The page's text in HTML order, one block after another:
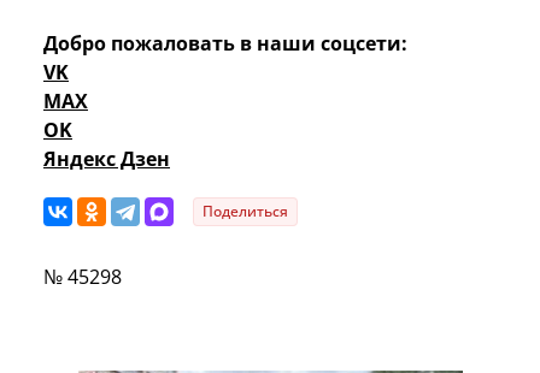
Добро пожаловать в наши соцсети:
VK
MAX
OK
Яндекс Дзен
Поделиться
№ 45298